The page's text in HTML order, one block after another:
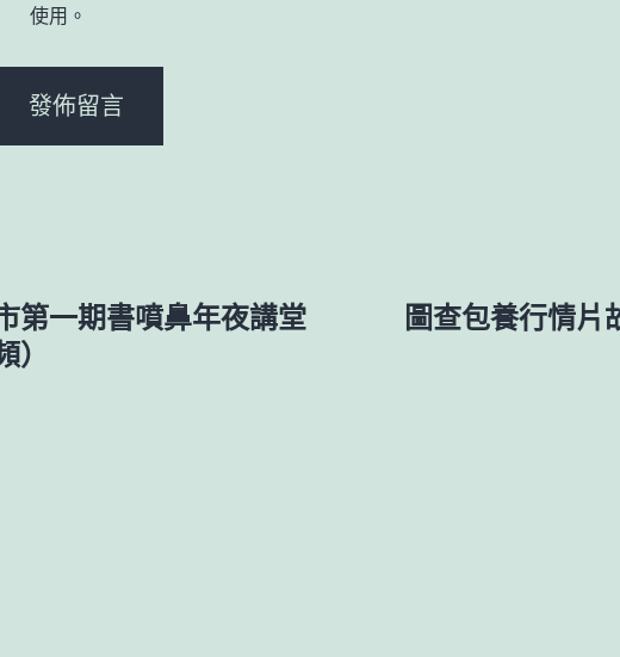
使用。
第一期書噴鼻年夜講堂
圖查包養行情片